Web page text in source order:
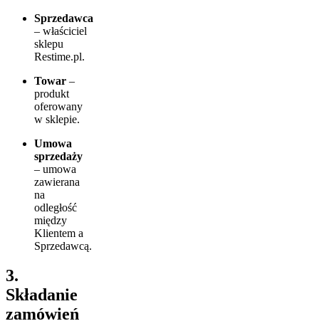
Sprzedawca
– właściciel
sklepu
Restime.pl.
Towar –
produkt
oferowany
w sklepie.
Umowa
sprzedaży
– umowa
zawierana
na
odległość
między
Klientem a
Sprzedawcą.
3.
Składanie
zamówień